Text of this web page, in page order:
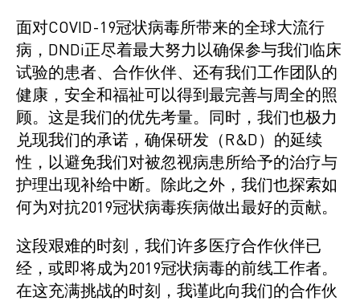
面对COVID-19冠状病毒所带来的全球大流行
病，DNDi正尽着最大努力以确保参与我们临床
试验的患者、合作伙伴、还有我们工作团队的
健康，安全和福祉可以得到最完善与周全的照
顾。这是我们的优先考量。同时，我们也极力
兑现我们的承诺，确保研发（R&D）的延续
性，以避免我们对被忽视病患所给予的治疗与
护理出现补给中断。除此之外，我们也探索如
何为对抗2019冠状病毒疾病做出最好的贡献。
这段艰难的时刻，我们许多医疗合作伙伴已
经，或即将成为2019冠状病毒的前线工作者。
在这充满挑战的时刻，我谨此向我们的合作伙